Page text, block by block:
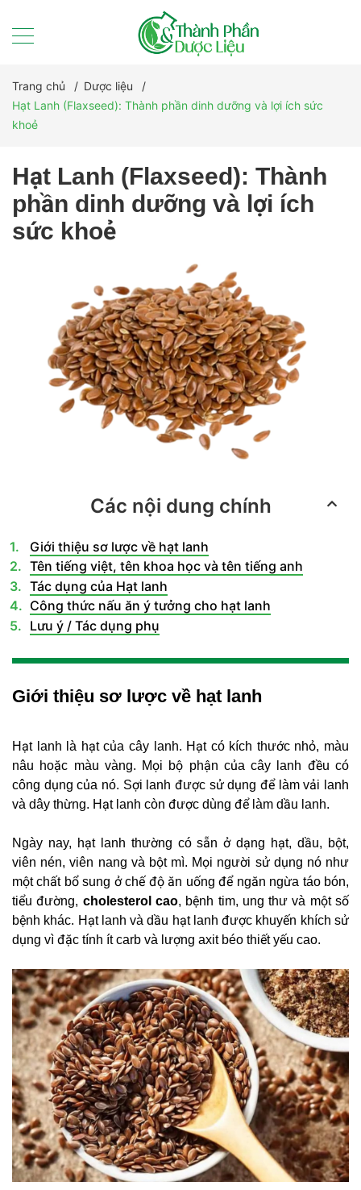
Trang chủ / Dược liệu
/
Hạt Lanh (Flaxseed): Thành phần dinh dưỡng và lợi ích sức
khoẻ
Hạt Lanh (Flaxseed): Thành
phần dinh dưỡng và lợi ích
sức khoẻ
Các nội dung chính
Giới thiệu sơ lược về hạt lanh
Tên tiếng việt, tên khoa học và tên tiếng anh
Tác dụng của Hạt lanh
Công thức nấu ăn ý tưởng cho hạt lanh
Lưu ý / Tác dụng phụ
Giới thiệu sơ lược về hạt lanh
Hạt lanh là hạt của cây lanh. Hạt có kích thước nhỏ, màu
nâu hoặc màu vàng. Mọi bộ phận của cây lanh đều có
công dụng của nó. Sợi lanh được sử dụng để làm vải lanh
và dây thừng. Hạt lanh còn được dùng để làm dầu lanh.
Ngày nay, hạt lanh thường có sẵn ở dạng hạt, dầu, bột,
viên nén, viên nang và bột mì. Mọi người sử dụng nó như
một chất bổ sung ở chế độ ăn uống để ngăn ngừa táo bón,
tiểu đường, cholesterol cao, bệnh tim, ung thư và một số
bệnh khác. Hạt lanh và dầu hạt lanh được khuyến khích sử
dụng vì đặc tính ít carb và lượng axit béo thiết yếu cao.